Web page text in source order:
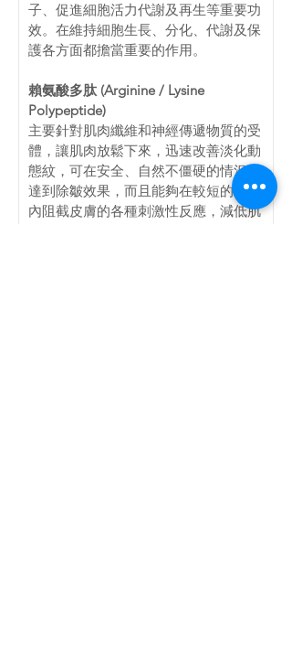
子、促進細胞活力代謝及再生等重要功
效。在維持細胞生長、分化、代謝及保
護各方面都擔當重要的作用。
賴氨酸多肽 (Arginine / Lysine
Polypeptide)
主要針對肌肉纖維和神經傳遞物質的受
體，讓肌肉放鬆下來，迅速改善淡化動
態紋，可在安全、自然不僵硬的情況下
達到除皺效果，而且能夠在較短的時間
內阻截皮膚的各種刺激性反應，減低肌